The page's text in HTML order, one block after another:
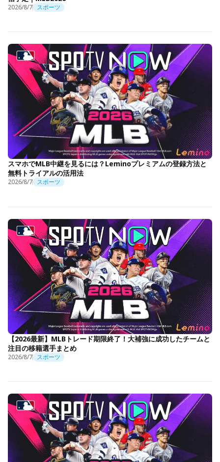
2026/8/7 スポーツ
スマホでMLB中継を見るには？Leminoプレミアムの登録方法と
無料トライアルの活用法
2026/8/7 スポーツ
【2026最新】MLBトレード期限終了！大補強に成功したチームと
注目の移籍選手まとめ
2026/8/7 スポーツ